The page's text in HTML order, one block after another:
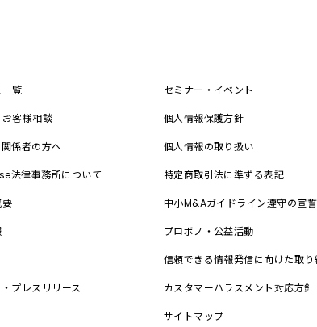
覧
お客様相談
係者の方へ
法律事務所について
プレスリリース
セミナー・イベント
個人情報保護方針
個人情報の取り扱い
特定商取引法に準ずる表記
中小M&Aガイドライン遵守の宣誓
プロボノ・公益活動
信頼できる情報発信に向けた取り
カスタマーハラスメント対応方針
サイトマップ